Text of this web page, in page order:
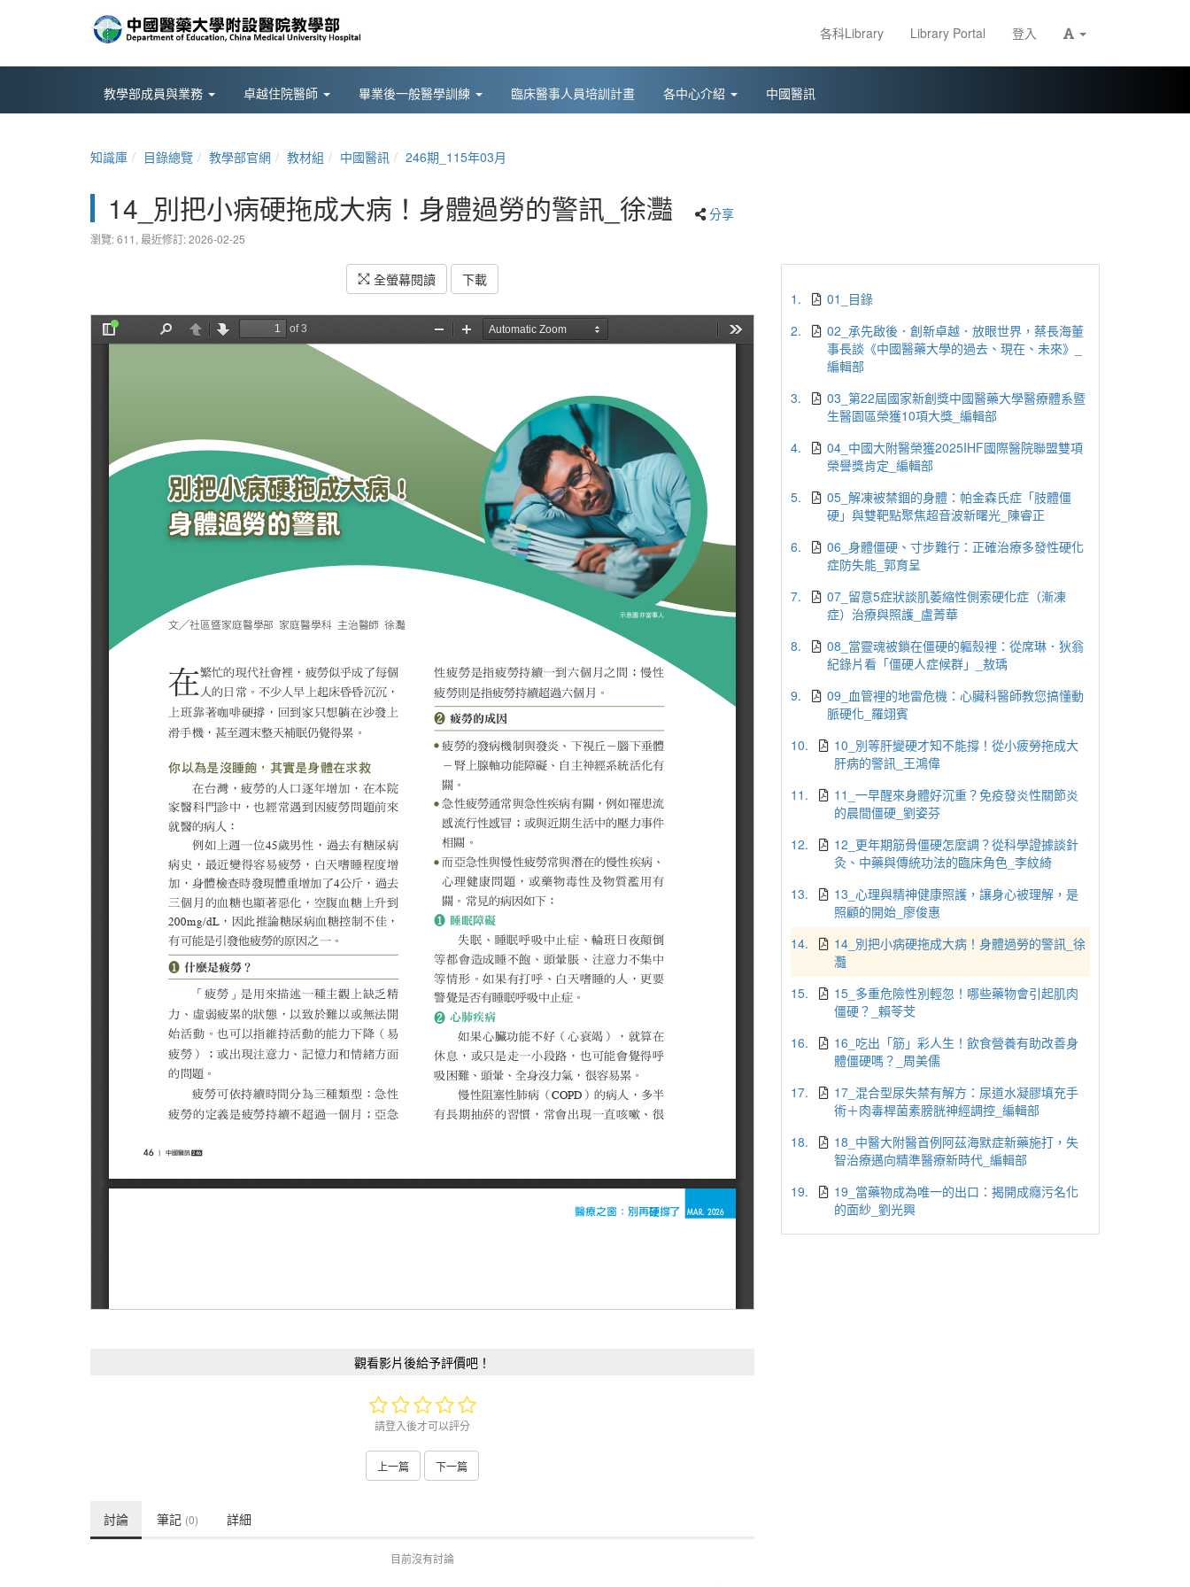
各科Library Library Portal 登入
教學部成員與業務 卓越住院醫師 畢業後一般醫學訓練 臨床醫事人員培訓計畫 各中心介紹 中國醫訊
知識庫 目錄總覽 教學部官網 教材組 中國醫訊 246期_115年03月
14_別把小病硬拖成大病！身體過勞的警訊_徐灩 分享
瀏覽: 611, 最近修訂: 2026-02-25
全螢幕閱讀 下載
觀看影片後給予評價吧！
請登入後才可以評分
上一篇 下一篇
討論 筆記 (0) 詳細
目前沒有討論
1.
01_目錄
2.
02_承先啟後．創新卓越．放眼世界，蔡長海董
事長談《中國醫藥大學的過去、現在、未來》_
編輯部
3.
03_第22屆國家新創獎中國醫藥大學醫療體系暨
生醫園區榮獲10項大獎_編輯部
4.
04_中國大附醫榮獲2025IHF國際醫院聯盟雙項
榮譽獎肯定_編輯部
5.
05_解凍被禁錮的身體：帕金森氏症「肢體僵
硬」與雙靶點聚焦超音波新曙光_陳睿正
6.
06_身體僵硬、寸步難行：正確治療多發性硬化
症防失能_郭育呈
7.
07_留意5症狀談肌萎縮性側索硬化症（漸凍
症）治療與照護_盧菁華
8.
08_當靈魂被鎖在僵硬的軀殼裡：從席琳．狄翁
紀錄片看「僵硬人症候群」_敖瑀
9.
09_血管裡的地雷危機：心臟科醫師教您搞懂動
脈硬化_羅翊賓
10.
10_別等肝變硬才知不能撐！從小疲勞拖成大
肝病的警訊_王鴻偉
11.
11_一早醒來身體好沉重？免疫發炎性關節炎
的晨間僵硬_劉姿芬
12.
12_更年期筋骨僵硬怎麼調？從科學證據談針
灸、中藥與傳統功法的臨床角色_李紋綺
13.
13_心理與精神健康照護，讓身心被理解，是
照顧的開始_廖俊惠
14.
14_別把小病硬拖成大病！身體過勞的警訊_徐
灩
15.
15_多重危險性別輕忽！哪些藥物會引起肌肉
僵硬？_賴苓芠
16.
16_吃出「筋」彩人生！飲食營養有助改善身
體僵硬嗎？_周美儒
17.
17_混合型尿失禁有解方：尿道水凝膠填充手
術＋肉毒桿菌素膀胱神經調控_編輯部
18.
18_中醫大附醫首例阿茲海默症新藥施打，失
智治療邁向精準醫療新時代_編輯部
19.
19_當藥物成為唯一的出口：揭開成癮污名化
的面紗_劉光興